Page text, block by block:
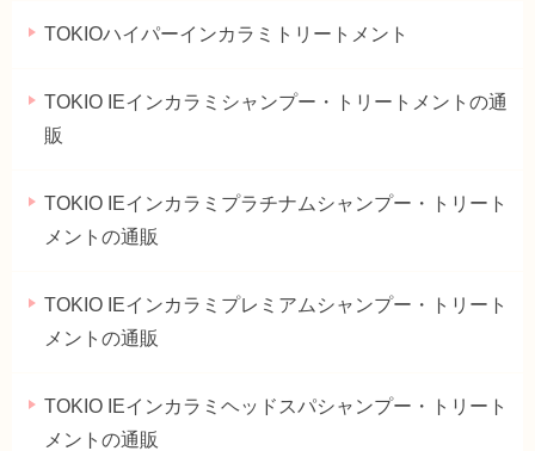
TOKIOハイパーインカラミトリートメント
TOKIO IEインカラミシャンプー・トリートメントの通
販
TOKIO IEインカラミプラチナムシャンプー・トリート
メントの通販
TOKIO IEインカラミプレミアムシャンプー・トリート
メントの通販
TOKIO IEインカラミヘッドスパシャンプー・トリート
メントの通販